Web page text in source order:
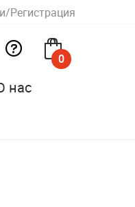
Регистрация
0
нас